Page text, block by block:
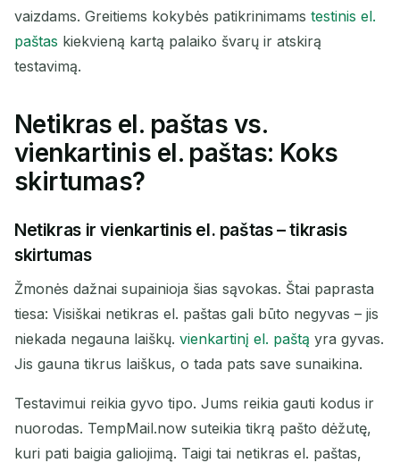
vaizdams. Greitiems kokybės patikrinimams testinis el.
paštas kiekvieną kartą palaiko švarų ir atskirą
testavimą.
Netikras el. paštas vs.
vienkartinis el. paštas: Koks
skirtumas?
Netikras ir vienkartinis el. paštas – tikrasis
skirtumas
Žmonės dažnai supainioja šias sąvokas. Štai paprasta
tiesa: Visiškai netikras el. paštas gali būto negyvas – jis
niekada negauna laiškų. vienkartinį el. paštą yra gyvas.
Jis gauna tikrus laiškus, o tada pats save sunaikina.
Testavimui reikia gyvo tipo. Jums reikia gauti kodus ir
nuorodas. TempMail.now suteikia tikrą pašto dėžutę,
kuri pati baigia galiojimą. Taigi tai netikras el. paštas,